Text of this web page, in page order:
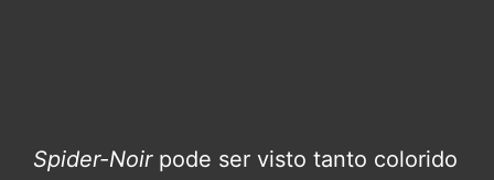
Spider-Noir pode ser visto tanto colorido